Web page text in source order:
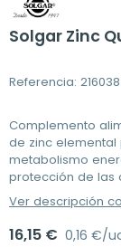
Solgar Zinc
Referencia: 216038
Complemento
de zinc
metabolismo
protección de las
Ver descripción
16,15 € 0,16 €/